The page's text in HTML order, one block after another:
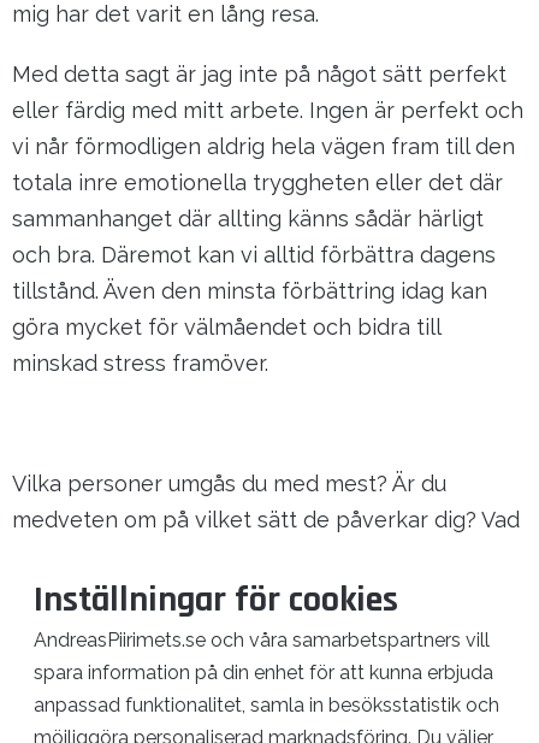
mig har det varit en lång resa.
Med detta sagt är jag inte på något sätt perfekt
eller färdig med mitt arbete. Ingen är perfekt och
vi når förmodligen aldrig hela vägen fram till den
totala inre emotionella tryggheten eller det där
sammanhanget där allting känns sådär härligt
och bra. Däremot kan vi alltid förbättra dagens
tillstånd. Även den minsta förbättring idag kan
göra mycket för välmåendet och bidra till
minskad stress framöver.
Vilka personer umgås du med mest? Är du
medveten om på vilket sätt de påverkar dig? Vad
det du står för?
Mer läsning
Stresspyramiden - kopplingen mellan
Inställningar för cookies
AndreasPiirimets.se och våra samarbetspartners vill
spara information på din enhet för att kunna erbjuda
anpassad funktionalitet, samla in besöksstatistik och
möjliggöra personaliserad marknadsföring. Du väljer